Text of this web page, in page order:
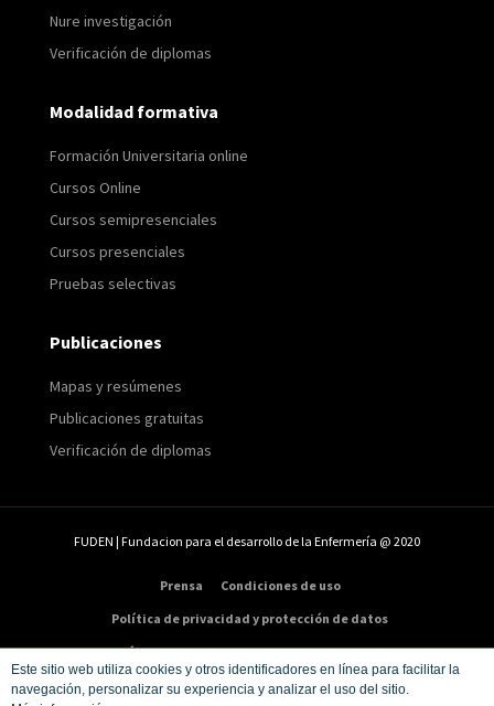
Este sitio web utiliza cookies y otros identificadores en línea para facilitar la
navegación, personalizar su experiencia y analizar el uso del sitio.
Nure investigación
Verificación de diplomas
Modalidad formativa
Formación Universitaria online
Cursos Online
Cursos semipresenciales
Cursos presenciales
Pruebas selectivas
Publicaciones
Mapas y resúmenes
Publicaciones gratuitas
Verificación de diplomas
FUDEN | Fundacion para el desarrollo de la Enfermería @ 2020
Prensa
Condiciones de uso
Política de privacidad y protección de datos
Política de cookies
Condiciones de compra
C/ Veneras 9. 5ª – 28013 Madrid